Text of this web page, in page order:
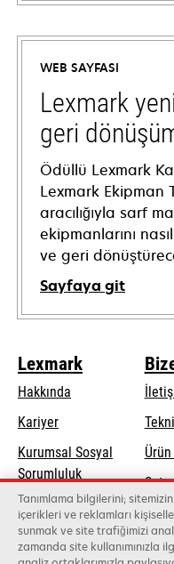
opens
in
new
tab
WEB SAYFASI
Lexmark
geri
Ödüllü Lexmark
Lexmark Ekipman
aracılığıyla sarf
ekipmanlarını
ve geri
Sayfaya git
Lexmark
Hakkında
Kariyer
Kurumsal Sosyal
Sorumlulukopens
in
a
new
tab
Sürdürülebilirlik
Ürün
Tanımlama bilgilerini;
içerikleri ve reklamları
sunmak ve site trafiğimizi
zamanda site kullanımınızla